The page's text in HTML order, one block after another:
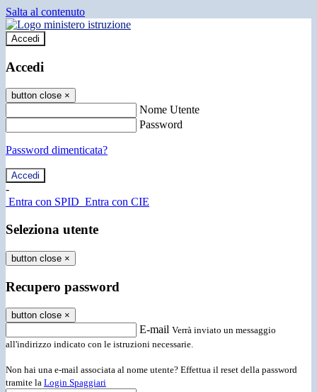
Salta al contenuto
Accedi
Accedi
button close ×
Nome Utente
Password
Password dimenticata?
-
Entra con SPID Entra con CIE
Seleziona utente
button close ×
Recupero password
button close ×
E-mail Verrà inviato un messaggio
all'indirizzo indicato con le istruzioni necessarie.
Non hai una e-mail associata al nome utente? Effettua il reset della password
tramite la Login Spaggiari